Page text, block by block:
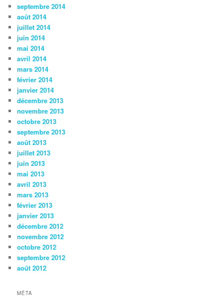
septembre 2014
août 2014
juillet 2014
juin 2014
mai 2014
avril 2014
mars 2014
février 2014
janvier 2014
décembre 2013
novembre 2013
octobre 2013
septembre 2013
août 2013
juillet 2013
juin 2013
mai 2013
avril 2013
mars 2013
février 2013
janvier 2013
décembre 2012
novembre 2012
octobre 2012
septembre 2012
août 2012
MÉTA